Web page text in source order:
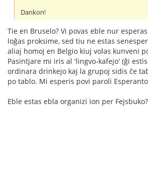
Dankon!
Tie en Bruselo? Vi povas eble nur
loĝas proksime, sed tiu ne estas
aliaj homoj en Belgio kiuj volas kunveni
Pasintjare mi iris al 'lingvo-kafejo' (ĝi
ordinara drinkejo kaj la grupoj sidis ĉe
po tablo. Mi esperis povi paroli
Eble estas ebla organizi ion per Fejsbuko?